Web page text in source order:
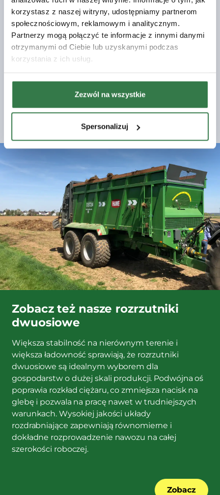
korzystasz z naszej witryny, udostępniamy partnerom
społecznościowym, reklamowym i analitycznym.
Partnerzy mogą połączyć te informacje z innymi danymi
otrzymanymi od Ciebie lub uzyskanymi podczas
korzystania z ich usług.
Zezwól na wszystkie
Spersonalizuj
precyzyjne nawożenie nawet na małych i
trudnodostępnych polach. Lekka konstrukcja i
świetna manewrowość sprawdzają się w
gospodarstwach, gdzie liczy się dokładność i
łatwość obsługi. Sprawdź naszą ofertę i wybierz
Zobacz
Zobacz też nasze rozrzutniki
dwuosiowe
Większa stabilność na nierównym terenie i
większa ładowność sprawiają, że rozrzutniki
dwuosiowe są idealnym wyborem dla
gospodarstw o dużej skali produkcji. Podwójna oś
poprawia rozkład ciężaru, co zmniejsza nacisk na
glebę i pozwala na pracę nawet w trudniejszych
warunkach. Wysokiej jakości układy
rozdrabniające zapewniają równomierne i
dokładne rozprowadzenie nawozu na całej
szerokości roboczej.
Zobacz